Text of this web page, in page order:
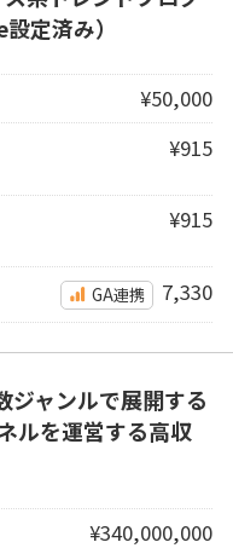
定済み）
¥50,000
¥915
¥915
GA連携 7,330
ャンルで展開する
ルを運営する高収
¥340,000,000